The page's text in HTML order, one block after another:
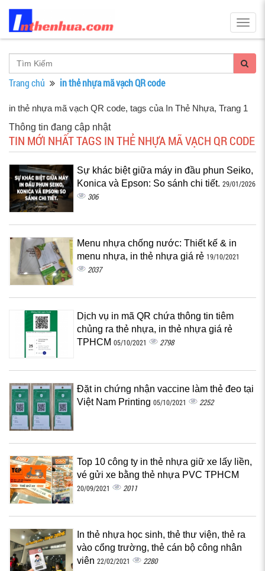
Trang chủ in thẻ nhựa mã vạch QR code
in thẻ nhựa mã vạch QR code, tags của In Thẻ Nhựa, Trang 1
Thông tin đang cập nhật
TIN MỚI NHẤT TAGS IN THẺ NHỰA MÃ VẠCH QR CODE
Sự khác biệt giữa máy in đầu phun Seiko,
Konica và Epson: So sánh chi tiết. 29/01/2026
306
Menu nhựa chống nước: Thiết kế & in
menu nhựa, in thẻ nhựa giá rẻ 19/10/2021
2037
Dịch vụ in mã QR chứa thông tin tiêm
chủng ra thẻ nhựa, in thẻ nhựa giá rẻ
TPHCM 05/10/2021 2798
Đặt in chứng nhận vaccine làm thẻ đeo tại
Việt Nam Printing 05/10/2021 2252
Top 10 công ty in thẻ nhựa giữ xe lấy liền,
vé gửi xe bằng thẻ nhựa PVC TPHCM
20/09/2021 2011
In thẻ nhựa học sinh, thẻ thư viện, thẻ ra
vào cổng trường, thẻ cán bộ công nhân
viên 22/02/2021 2280